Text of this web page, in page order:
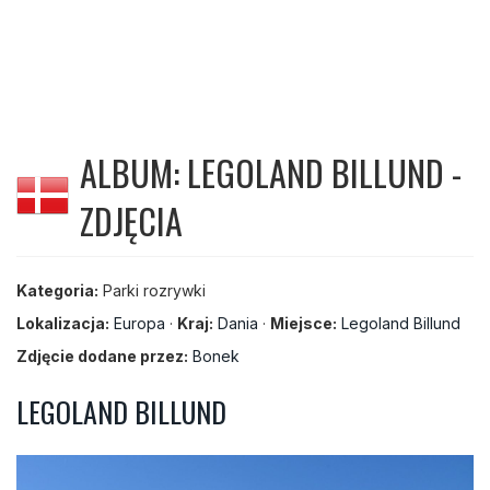
ALBUM: LEGOLAND BILLUND -
ZDJĘCIA
Kategoria: Parki rozrywki
Lokalizacja: Europa · Kraj: Dania · Miejsce: Legoland Billund
Zdjęcie dodane przez: Bonek
LEGOLAND BILLUND